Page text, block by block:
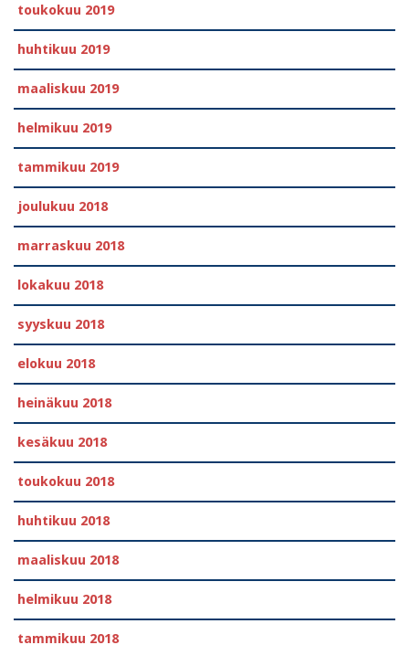
toukokuu 2019
huhtikuu 2019
maaliskuu 2019
helmikuu 2019
tammikuu 2019
joulukuu 2018
marraskuu 2018
lokakuu 2018
syyskuu 2018
elokuu 2018
heinäkuu 2018
kesäkuu 2018
toukokuu 2018
huhtikuu 2018
maaliskuu 2018
helmikuu 2018
tammikuu 2018